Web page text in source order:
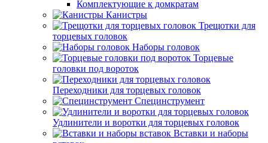
Комплектующие к домкратам
Канистры
Трещотки для
торцевых головок
Наборы головок
Торцевые
головки под вороток
Переходники для торцевых головок
Специнструмент
Удлинители и воротки для торцевых головок
Вставки и наборы